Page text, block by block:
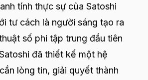
tính thực sự của Satoshi
tư cách là người sáng tạo ra
số phi tập trung đầu tiên
đã thiết kế một hệ
lòng tin, giải quyết thành